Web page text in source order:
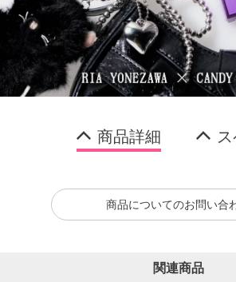
商品詳細
商品についてのお問い合
関連商品